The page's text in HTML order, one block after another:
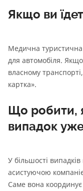
Якщо ви
Медична туристична
для автомобіля.
власному
картка».
Що робити,
випадок
У більшості
асистуючою
Саме вона